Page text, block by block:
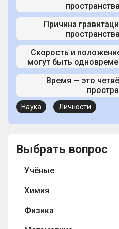
Причина
Скорость и
могут быть
Время — это
Наука Личности
Выбрать вопрос
Учёные
Химия
Физика